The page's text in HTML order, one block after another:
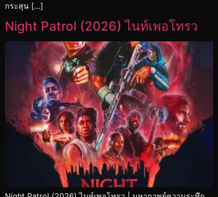
กระสุน […]
Night Patrol (2026) ไนท์เพอโทรว